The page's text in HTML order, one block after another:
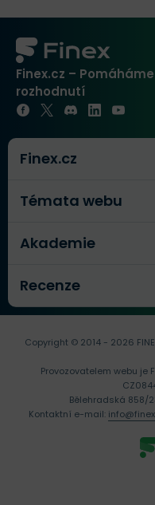
Finex.cz –
rozhodnutí
Finex.cz
Témata webu
Akademie
Recenze
Copyright © 2014 - 2026
Provozovatelem webu je
Bělehradská 858/
Kontaktní e-mail: